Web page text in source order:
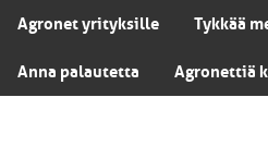
Agronet yrityksille Tykkää
Anna palautetta Agronettiä